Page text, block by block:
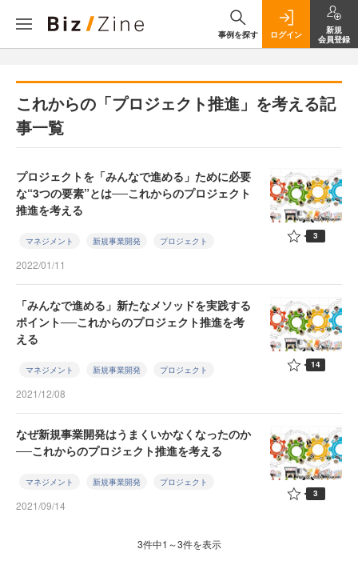
事例を探す ログイン
新規
会員登録
これからの「プロジェクト推進」を考える記
事一覧
プロジェクトを「みんなで進める」ために必要
な“3つの要素”とは──これからのプロジェクト
推進を考える
マネジメント 新規事業開発 プロジェクト
2022/01/11
3
「みんなで進める」新たなメソッドを実践する
ポイント──これからのプロジェクト推進を考
える
マネジメント 新規事業開発 プロジェクト
2021/12/08
14
なぜ新規事業開発はうまくいかなくなったのか
──これからのプロジェクト推進を考える
マネジメント 新規事業開発 プロジェクト
2021/09/14
3
3件中1～3件を表示